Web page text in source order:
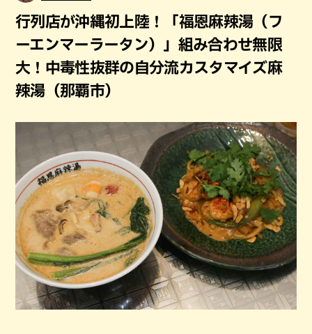
行列店が沖縄初上陸！「福恩麻辣湯（フ
ーエンマーラータン）」組み合わせ無限
大！中毒性抜群の自分流カスタマイズ麻
辣湯（那覇市）